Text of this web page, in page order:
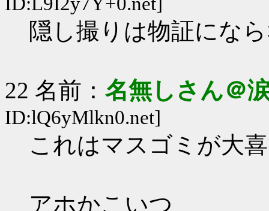
隠し撮りは物証にな
22 名前： 名無しさん＠
ID:lQ6yMlkn0.net]
これはマスゴミが大
アホかこいつ